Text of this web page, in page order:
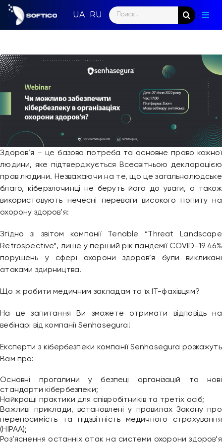
Skip
content
Search
for:
Здоров’я – це базова потреба та основне право кожної
людини, яке підтверджується Всесвітньою декларацією
прав людини. Незважаючи на те, що це загальнолюдське
благо, кіберзлочинці не беруть його до уваги, а також
використовують нечесні переваги високого попиту на
охорону здоров’я:
Згідно зі звітом компанії Tenable “Threat Landscape
Retrospective”, лише у перший рік пандемії COVID-19 46%
порушень у сфері охорони здоров’я були викликані
атаками здирництва.
Що ж робити медичним закладам та їх ІТ-фахівцям?
На це запитання Ви зможете отримати відповідь на
вебінарі від компанії Senhasegura!
Експерти з кібербезпеки компанії Senhasegura розкажуть
Вам про:
Основні прогалини у безпеці організацій та нові
стандарти кібербезпеки;
Найкращі практики для співробітників та третіх осіб;
Важливі приклади, встановлені у правилах Закону про
переносимість та підзвітність медичного страхування
(HIPAA);
Роз’яснення останніх атак на системи охорони здоров’я